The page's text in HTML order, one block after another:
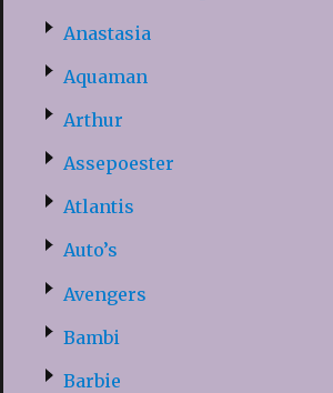
Anastasia
Aquaman
Arthur
Assepoester
Atlantis
Auto’s
Avengers
Bambi
Barbie